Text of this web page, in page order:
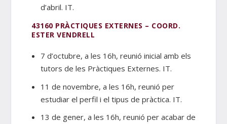
d’abril. IT.
43160 PRÀCTIQUES EXTERNES – COORD.
ESTER VENDRELL
7 d’octubre, a les 16h, reunió inicial amb els
tutors de les Pràctiques Externes. IT.
11 de novembre, a les 16h, reunió per
estudiar el perfil i el tipus de pràctica. IT.
13 de gener, a les 16h, reunió per acabar de